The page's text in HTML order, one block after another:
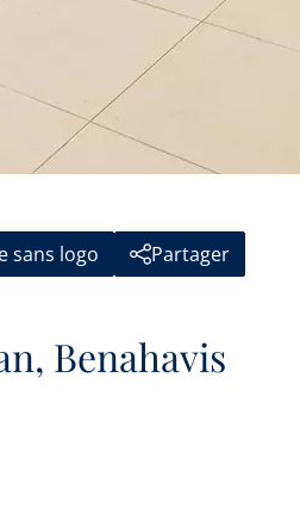
sans logo Partager
Benahavis